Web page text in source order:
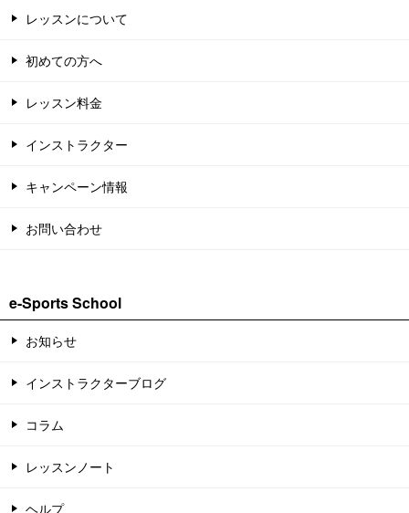
レッスンについて
初めての方へ
レッスン料金
インストラクター
キャンペーン情報
お問い合わせ
e-Sports School
お知らせ
インストラクターブログ
コラム
レッスンノート
ヘルプ